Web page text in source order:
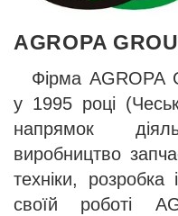
AGROPA
Фірма AGROPA
у 1995 році
напрямок
виробництво
техніки, розробка
своїй роботі